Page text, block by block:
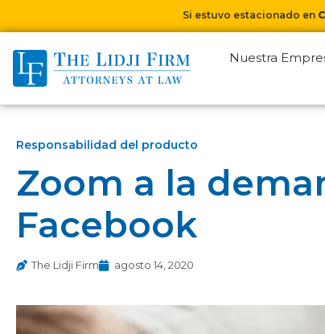
Si estuvo estacionado en
Nuestra
Responsabilidad del producto
Zoom a la
Facebook
The Lidji Firm agosto 14, 2020